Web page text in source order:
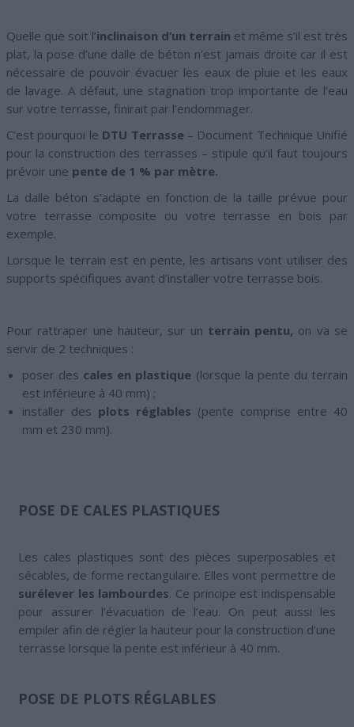
Quelle que soit l’inclinaison d’un terrain et même s’il est très
plat, la pose d’une dalle de béton n’est jamais droite car il est
nécessaire de pouvoir évacuer les eaux de pluie et les eaux
de lavage. A défaut, une stagnation trop importante de l’eau
sur votre terrasse, finirait par l’endommager.
C’est pourquoi le DTU Terrasse – Document Technique Unifié
pour la construction des terrasses – stipule qu’il faut toujours
prévoir une pente de 1 % par mètre.
La dalle béton s’adapte en fonction de la taille prévue pour
votre terrasse composite ou votre terrasse en bois par
exemple.
Lorsque le terrain est en pente, les artisans vont utiliser des
supports spécifiques avant d’installer votre terrasse bois.
Pour rattraper une hauteur, sur un terrain pentu, on va se
servir de 2 techniques :
poser des cales en plastique (lorsque la pente du terrain
est inférieure à 40 mm) ;
installer des plots réglables (pente comprise entre 40
mm et 230 mm).
POSE DE CALES PLASTIQUES
Les cales plastiques sont des pièces superposables et
sécables, de forme rectangulaire. Elles vont permettre de
surélever les lambourdes. Ce principe est indispensable
pour assurer l’évacuation de l’eau. On peut aussi les
empiler afin de régler la hauteur pour la construction d’une
terrasse lorsque la pente est inférieur à 40 mm.
POSE DE PLOTS RÉGLABLES